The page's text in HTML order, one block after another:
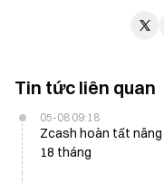
Tin tức liên quan
05-08 09:18
Zcash hoàn tất
18 tháng